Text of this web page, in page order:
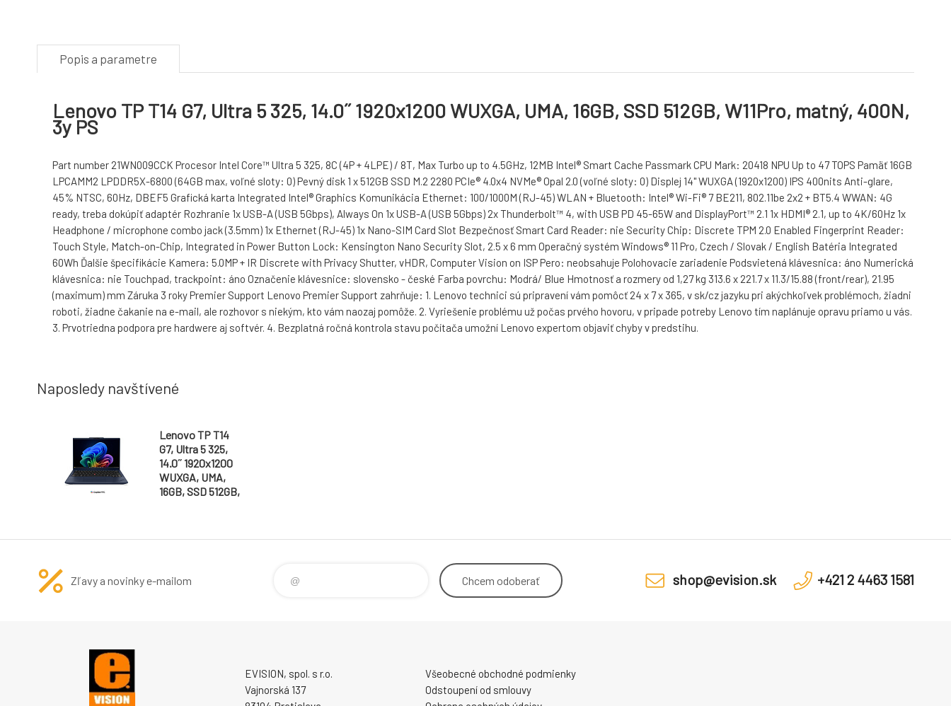
Popis a parametre
Lenovo TP T14 G7, Ultra 5 325, 14.0˝ 1920x1200 WUXGA, UMA, 16GB, SSD 512GB, W11Pro, matný, 400N,
3y PS
Part number 21WN009CCK Procesor Intel Core™ Ultra 5 325, 8C (4P + 4LPE) / 8T, Max Turbo up to 4.5GHz, 12MB Intel® Smart Cache Passmark CPU Mark: 20418 NPU Up to 47 TOPS Pamäť 16GB
LPCAMM2 LPDDR5X-6800 (64GB max, voľné sloty: 0) Pevný disk 1 x 512GB SSD M.2 2280 PCIe® 4.0x4 NVMe® Opal 2.0 (voľné sloty: 0) Displej 14" WUXGA (1920x1200) IPS 400nits Anti-glare,
45% NTSC, 60Hz, DBEF5 Grafická karta Integrated Intel® Graphics Komunikácia Ethernet: 100/1000M (RJ-45) WLAN + Bluetooth: Intel® Wi-Fi® 7 BE211, 802.11be 2x2 + BT5.4 WWAN: 4G
ready, treba dokúpiť adaptér Rozhranie 1x USB-A (USB 5Gbps), Always On 1x USB-A (USB 5Gbps) 2x Thunderbolt™ 4, with USB PD 45-65W and DisplayPort™ 2.1 1x HDMI® 2.1, up to 4K/60Hz 1x
Headphone / microphone combo jack (3.5mm) 1x Ethernet (RJ-45) 1x Nano-SIM Card Slot Bezpečnosť Smart Card Reader: nie Security Chip: Discrete TPM 2.0 Enabled Fingerprint Reader:
Touch Style, Match-on-Chip, Integrated in Power Button Lock: Kensington Nano Security Slot, 2.5 x 6 mm Operačný systém Windows® 11 Pro, Czech / Slovak / English Batéria Integrated
60Wh Ďalšie špecifikácie Kamera: 5.0MP + IR Discrete with Privacy Shutter, vHDR, Computer Vision on ISP Pero: neobsahuje Polohovacie zariadenie Podsvietená klávesnica: áno Numerická
klávesnica: nie Touchpad, trackpoint: áno Označenie klávesnice: slovensko - české Farba povrchu: Modrá/ Blue Hmotnosť a rozmery od 1,27 kg 313.6 x 221.7 x 11.3/15.88 (front/rear), 21.95
(maximum) mm Záruka 3 roky Premier Support Lenovo Premier Support zahrňuje: 1. Lenovo technici sú pripravení vám pomôcť 24 x 7 x 365, v sk/cz jazyku pri akýchkoľvek problémoch, žiadni
roboti, žiadne čakanie na e-mail, ale rozhovor s niekým, kto vám naozaj pomôže. 2. Vyriešenie problému už počas prvého hovoru, v pripade potreby Lenovo tím naplánuje opravu priamo u vás.
3. Prvotriedna podpora pre hardwere aj softvér. 4. Bezplatná ročná kontrola stavu počítača umožní Lenovo expertom objaviť chyby v predstihu.
Naposledy navštívené
Lenovo TP T14
G7, Ultra 5 325,
14.0˝ 1920x1200
WUXGA, UMA,
16GB, SSD 512GB,
Zľavy a novinky e-mailom Chcem odoberať shop@evision.sk +421 2 4463 1581
EVISION, spol. s r.o.
Vajnorská 137
Všeobecné obchodné podmienky
Odstoupení od smlouvy